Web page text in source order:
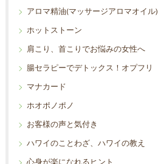
アロマ精油(マッサージアロマオイル)
ホットストーン
肩こり、首こりでお悩みの女性へ
腸セラピーでデトックス！オプフリ
マナカード
ホオポノポノ
お客様の声と気付き
ハワイのことわざ、ハワイの教え